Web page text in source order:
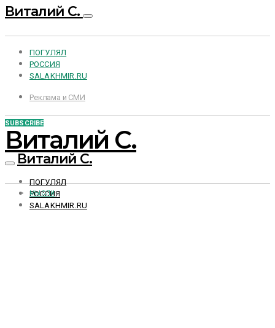
Виталий С.
ПОГУЛЯЛ
РОССИЯ
SALAKHMIR.RU
Реклама и СМИ
SUBSCRIBE
Виталий С.
Виталий С.
ПОГУЛЯЛ
РОССИЯ
SALAKHMIR.RU
МЫСЛИ